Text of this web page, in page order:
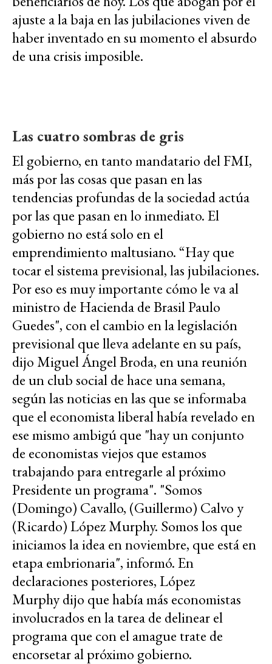
ajuste a la baja en las jubilaciones viven de
haber inventado en su momento el absurdo
de una crisis imposible.
Las cuatro sombras de gris
El gobierno, en tanto mandatario del FMI,
más por las cosas que pasan en las
tendencias profundas de la sociedad actúa
por las que pasan en lo inmediato. El
gobierno no está solo en el
emprendimiento maltusiano. “Hay que
tocar el sistema previsional, las jubilaciones.
Por eso es muy importante cómo le va al
ministro de Hacienda de Brasil Paulo
Guedes", con el cambio en la legislación
previsional que lleva adelante en su país,
dijo Miguel Ángel Broda, en una reunión
de un club social de hace una semana,
según las noticias en las que se informaba
que el economista liberal había revelado en
ese mismo ambigú que "hay un conjunto
de economistas viejos que estamos
trabajando para entregarle al próximo
Presidente un programa". "Somos
(Domingo) Cavallo, (Guillermo) Calvo y
(Ricardo) López Murphy. Somos los que
iniciamos la idea en noviembre, que está en
etapa embrionaria", informó. En
declaraciones posteriores, López
Murphy dijo que había más economistas
involucrados en la tarea de delinear el
programa que con el amague trate de
encorsetar al próximo gobierno.